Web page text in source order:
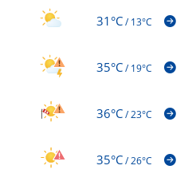
31°C/13°C
35°C/19°C
36°C/23°C
35°C/26°C